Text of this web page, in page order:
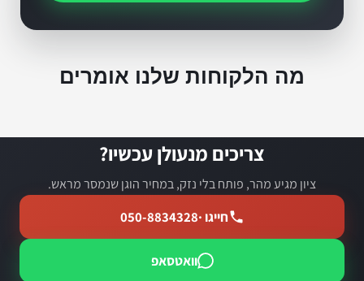
מה הלקוחות שלנו אומרים
צריכים מנעולן עכשיו?
ציון מגיע מהר, פותח בלי נזק, במחיר הוגן שנמסר מראש.
חייגו ·050-8834328
וואטסאפ